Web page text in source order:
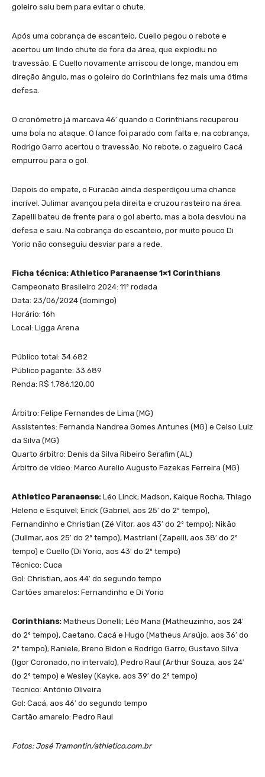
goleiro saiu bem para evitar o chute.
Após uma cobrança de escanteio, Cuello pegou o rebote e
acertou um lindo chute de fora da área, que explodiu no
travessão. E Cuello novamente arriscou de longe, mandou em
direção ângulo, mas o goleiro do Corinthians fez mais uma ótima
defesa.
O cronômetro já marcava 46′ quando o Corinthians recuperou
uma bola no ataque. O lance foi parado com falta e, na cobrança,
Rodrigo Garro acertou o travessão. No rebote, o zagueiro Cacá
empurrou para o gol.
Depois do empate, o Furacão ainda desperdiçou uma chance
incrível. Julimar avançou pela direita e cruzou rasteiro na área.
Zapelli bateu de frente para o gol aberto, mas a bola desviou na
defesa e saiu. Na cobrança do escanteio, por muito pouco Di
Yorio não conseguiu desviar para a rede.
Ficha técnica: Athletico Paranaense 1×1 Corinthians
Campeonato Brasileiro 2024: 11ª rodada
Data: 23/06/2024 (domingo)
Horário: 16h
Local: Ligga Arena
Público total: 34.682
Público pagante: 33.689
Renda: R$ 1.786.120,00
Árbitro: Felipe Fernandes de Lima (MG)
Assistentes: Fernanda Nandrea Gomes Antunes (MG) e Celso Luiz
da Silva (MG)
Quarto árbitro: Denis da Silva Ribeiro Serafim (AL)
Árbitro de vídeo: Marco Aurelio Augusto Fazekas Ferreira (MG)
Athletico Paranaense: Léo Linck; Madson, Kaique Rocha, Thiago
Heleno e Esquivel; Erick (Gabriel, aos 25′ do 2º tempo),
Fernandinho e Christian (Zé Vitor, aos 43′ do 2º tempo); Nikão
(Julimar, aos 25′ do 2º tempo), Mastriani (Zapelli, aos 38′ do 2º
tempo) e Cuello (Di Yorio, aos 43′ do 2º tempo)
Técnico: Cuca
Gol: Christian, aos 44′ do segundo tempo
Cartões amarelos: Fernandinho e Di Yorio
Corinthians: Matheus Donelli; Léo Mana (Matheuzinho, aos 24′
do 2º tempo), Caetano, Cacá e Hugo (Matheus Araújo, aos 36′ do
2º tempo); Raniele, Breno Bidon e Rodrigo Garro; Gustavo Silva
(Igor Coronado, no intervalo), Pedro Raul (Arthur Souza, aos 24′
do 2º tempo) e Wesley (Kayke, aos 39′ do 2º tempo)
Técnico: António Oliveira
Gol: Cacá, aos 46′ do segundo tempo
Cartão amarelo: Pedro Raul
Fotos: José Tramontin/athletico.com.br